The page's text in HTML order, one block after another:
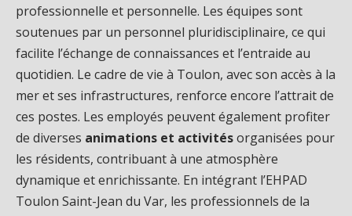
professionnelle et personnelle. Les équipes sont
soutenues par un personnel pluridisciplinaire, ce qui
facilite l’échange de connaissances et l’entraide au
quotidien. Le cadre de vie à Toulon, avec son accès à la
mer et ses infrastructures, renforce encore l’attrait de
ces postes. Les employés peuvent également profiter
de diverses animations et activitésorganisées pour
les résidents, contribuant à une atmosphère
dynamique et enrichissante. En intégrant l’EHPAD
Toulon Saint-Jean du Var, les professionnels de la